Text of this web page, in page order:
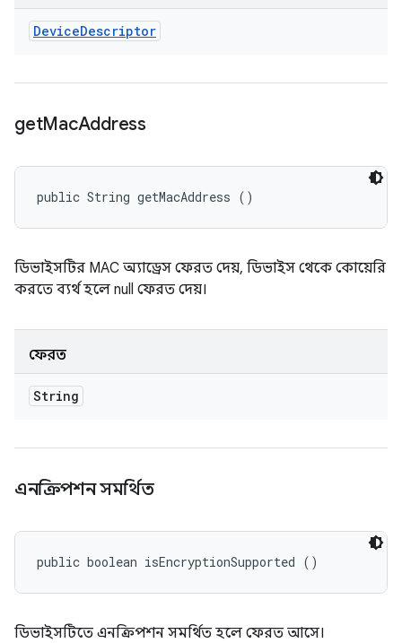
DeviceDescriptor
getMacAddress
public String getMacAddress ()
ডিভাইসটির MAC অ্যাড্রেস ফেরত দেয়, ডিভাইস থেকে কোয়েরি
করতে ব্যর্থ হলে null ফেরত দেয়।
ফেরত
String
এনক্রিপশন সমর্থিত
public boolean isEncryptionSupported ()
ডিভাইসটিতে এনক্রিপশন সমর্থিত হলে ফেরত আসে।